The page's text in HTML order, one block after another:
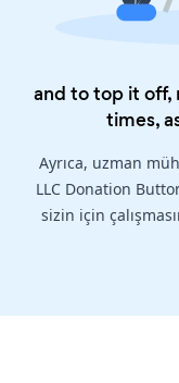
and to top it off,
times,
Ayrıca, uzman
LLC Donation
sizin için